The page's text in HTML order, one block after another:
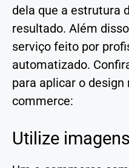
dela que a estrutura
resultado. Além
serviço feito por
automatizado.
para aplicar o design
commerce:
Utilize